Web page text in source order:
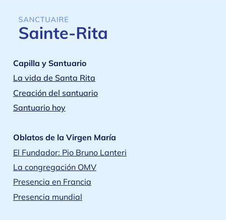
Capilla y Santuario
La vida de Santa Rita
Creación del santuario
Santuario hoy
Oblatos de la Virgen María
El Fundador: Pio Bruno Lanteri
La congregación OMV
Presencia en Francia
Presencia mundial